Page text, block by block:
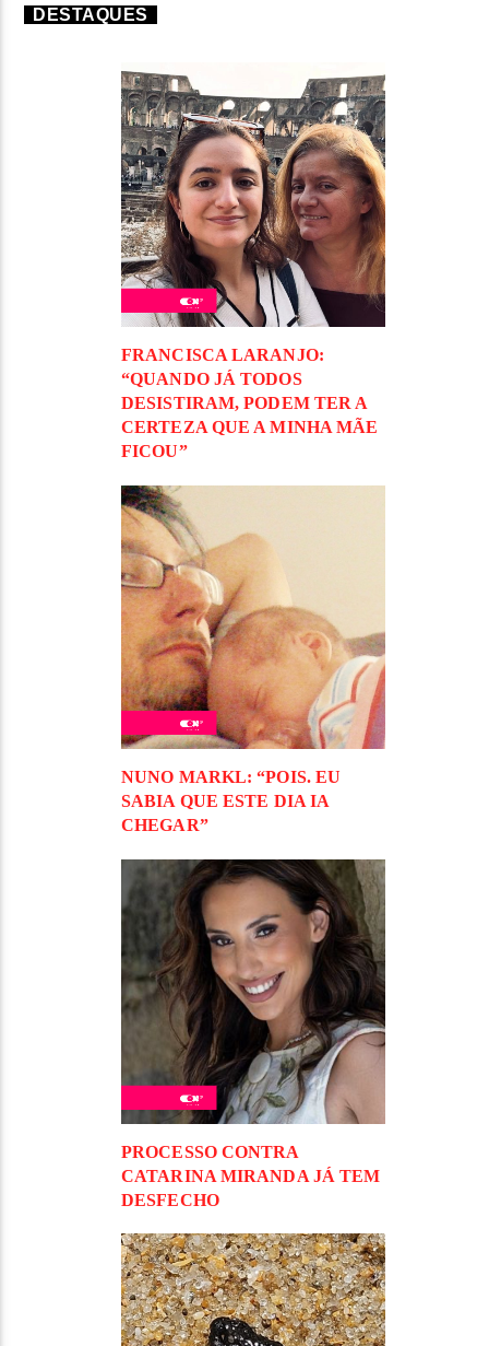
DESTAQUES
FRANCISCA LARANJO:
“QUANDO JÁ TODOS
DESISTIRAM, PODEM TER A
CERTEZA QUE A MINHA MÃE
FICOU”
NUNO MARKL: “POIS. EU
SABIA QUE ESTE DIA IA
CHEGAR”
PROCESSO CONTRA
CATARINA MIRANDA JÁ TEM
DESFECHO